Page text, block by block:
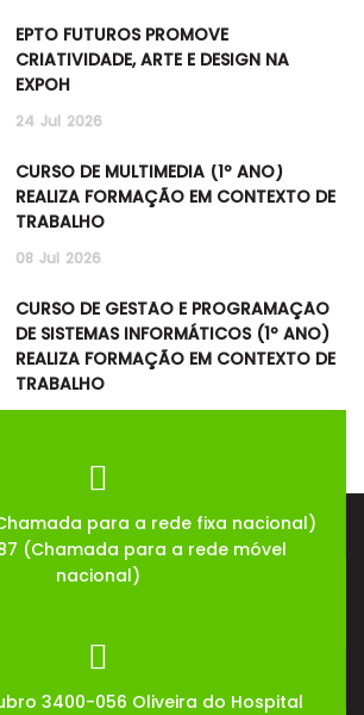
EPTO FUTUROS PROMOVE
CRIATIVIDADE, ARTE E DESIGN NA
EXPOH
24 Jul 2026
CURSO DE MULTIMÉDIA (1º ANO)
REALIZA FORMAÇÃO EM CONTEXTO DE
TRABALHO
08 Jul 2026
CURSO DE GESTÃO E PROGRAMAÇÃO
DE SISTEMAS INFORMÁTICOS (1º ANO)
REALIZA FORMAÇÃO EM CONTEXTO DE
TRABALHO
para a rede fixa nacional)
(Chamada para a rede móvel
nacional)
3400-056 Oliveira do Hospital